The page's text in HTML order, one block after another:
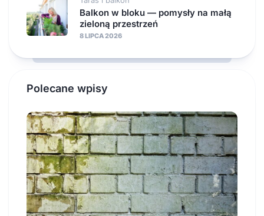
Balkon w bloku — pomysły na małą
zieloną przestrzeń
8 LIPCA 2026
Polecane wpisy